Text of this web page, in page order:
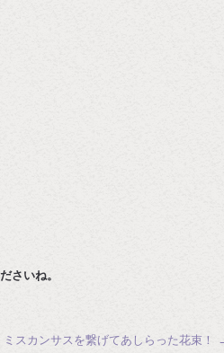
さいね。
ミスカンサスを繋げてあしらった花束！